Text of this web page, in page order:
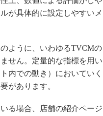
が具体的に設定しやすいメ
ように、いわゆるTVCMの
せん。定量的な指標を用い
内での動き）においていく
があります。
る場合、店舗の紹介ページ